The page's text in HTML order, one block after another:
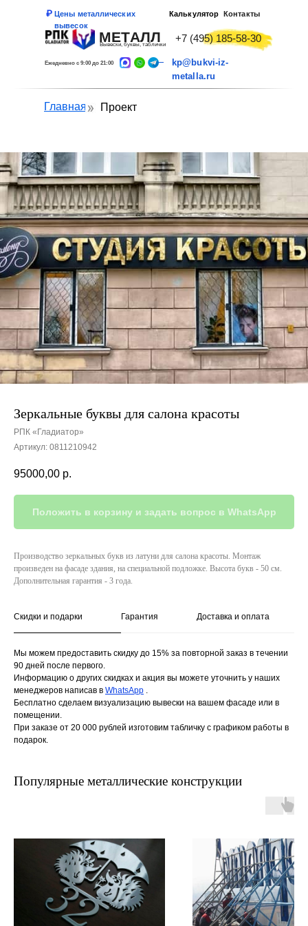
Цены металлических
вывесок
Калькулятор
Ежедневно с 9:00 до 21:00
+7 (495) 185-58-30
kp@bukvi-iz-
metalla.ru
Контакты
Вывески, буквы, таблички
МЕТАЛЛ
Главная Проект
Зеркальные буквы для салона красоты
РПК «Гладиатор»
Артикул: 0811210942
95000,00 р.
Положить в корзину и задать вопрос в WhatsApp
Производство зеркальных букв из латуни для салона красоты. Монтаж
произведен на фасаде здания, на специальной подложке. Высота букв - 50 см.
Дополнительная гарантия - 3 года.
Скидки и подарки Гарантия Доставка и оплата
Мы можем предоставить скидку до 15% за повторной заказ в течении
90 дней после первого.
Информацию о других скидках и акция вы можете уточнить у наших
менеджеров написав в WhatsApp .
Бесплатно сделаем визуализацию вывески на вашем фасаде или в
помещении.
При заказе от 20 000 рублей изготовим табличку с графиком работы в
подарок.
Популярные металлические конструкции